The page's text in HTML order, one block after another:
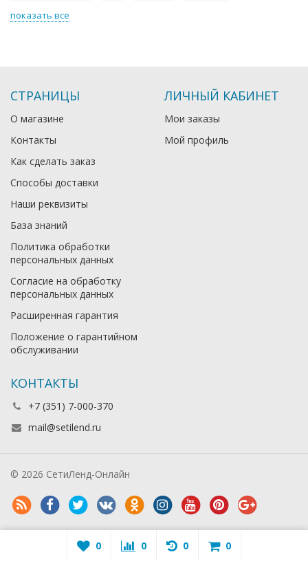
показать все
СТРАНИЦЫ
О магазине
Контакты
Как сделать заказ
Способы доставки
Наши реквизиты
База знаний
Политика обработки
персональных данных
Согласие на обработку
персональных данных
Расширенная гарантия
Положение о гарантийном
обслуживании
ЛИЧНЫЙ КАБИНЕТ
Мои заказы
Мой профиль
КОНТАКТЫ
+7 (351) 7-000-370
mail@setilend.ru
© 2026 СетиЛенд-Онлайн
0 0 0 0